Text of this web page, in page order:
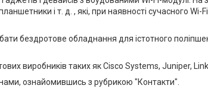
і т. д. , які, при наявності сучасного
бездротове обладнання для істотного
виробників таких як Cisco Systems, Juniper,
ознайомившись з рубрикою "Контакти".